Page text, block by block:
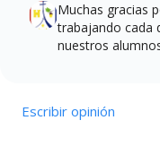
Muchas gracias
trabajando cada
nuestros
Escribir opinión